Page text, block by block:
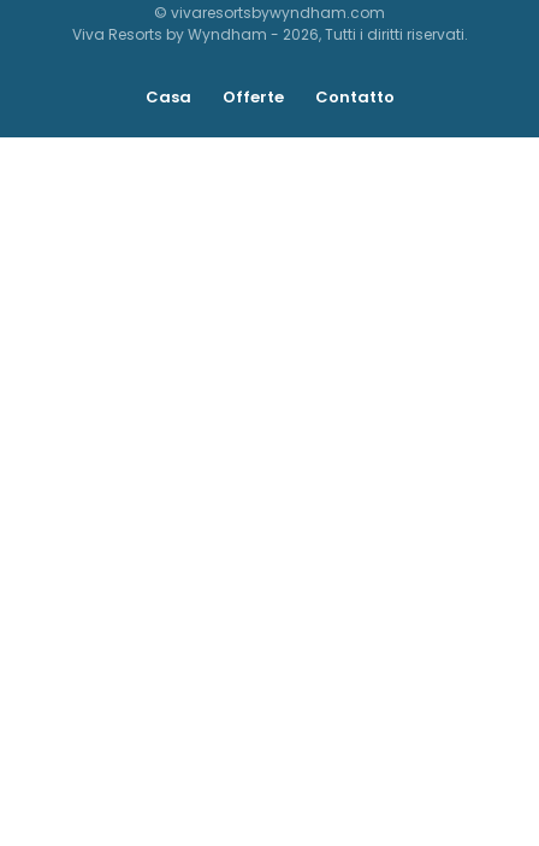
© vivaresortsbywyndham.com
Viva Resorts by Wyndham - 2026, Tutti i diritti riservati.
Casa Offerte Contatto